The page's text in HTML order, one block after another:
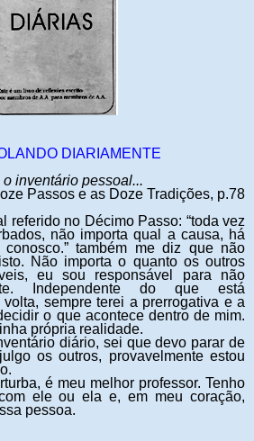
DIARIAMENTE
inventário pessoal...
Passos e as Doze Tradições, p.78
referido no Décimo Passo: “toda vez
não importa qual a causa, há
também me diz que não
Não importa o quanto os outros
eu sou responsável para não
Independente do que está
sempre terei a prerrogativa e a
o que acontece dentro de mim.
própria realidade.
diário, sei que devo parar de
os outros, provavelmente estou
é meu melhor professor. Tenho
ele ou ela e, em meu coração,
pessoa.